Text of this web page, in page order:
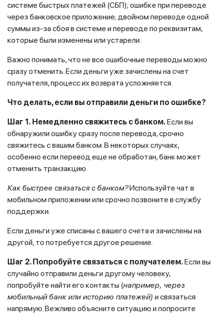
системе быстрых платежей (СБП); ошибке при переводе
через банковское приложение; двойном переводе одной
суммы из-за сбоя в системе и переводе по реквизитам,
которые были изменены или устарели.
Важно понимать, что не все ошибочные переводы можно
сразу отменить. Если деньги уже зачислены на счет
получателя, процесс их возврата усложняется.
Что делать, если вы отправили деньги по ошибке?
Шаг 1. Немедленно свяжитесь с банком.Если вы
обнаружили ошибку сразу после перевода, срочно
свяжитесь с вашим банком. В некоторых случаях,
особенно если перевод еще не обработан, банк может
отменить транзакцию.
Как быстрее связаться с банком?Используйте чат в
мобильном приложении или срочно позвоните в службу
поддержки.
Если деньги уже списаны с вашего счета и зачислены на
другой, то потребуется другое решение.
Шаг 2. Попробуйте связаться с получателем.Если вы
случайно отправили деньги другому человеку,
попробуйте найти его контакты (например, через
мобильный банк или историю платежей) и связаться
напрямую. Вежливо объясните ситуацию и попросите